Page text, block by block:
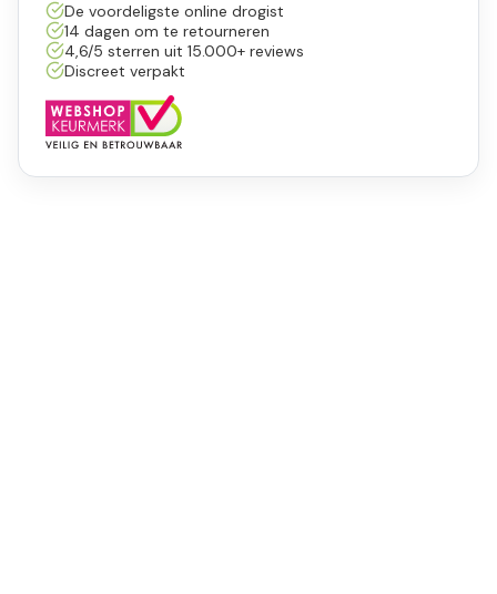
De voordeligste online drogist
14 dagen om te retourneren
4,6/5 sterren uit 15.000+ reviews
Discreet verpakt